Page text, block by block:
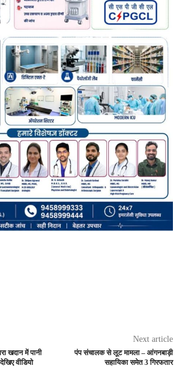
खदान में पानी
वीडियो
Next article
पंप संचालक से लूट मामला – आंगनबाड़ी
सहायिका समेत 3 गिरफतार